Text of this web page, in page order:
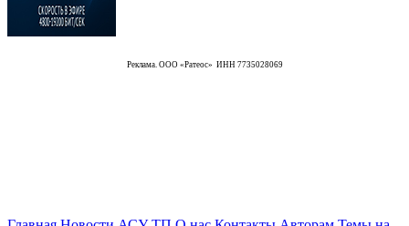
Реклама. ООО «Ратеос» ИНН 7735028069